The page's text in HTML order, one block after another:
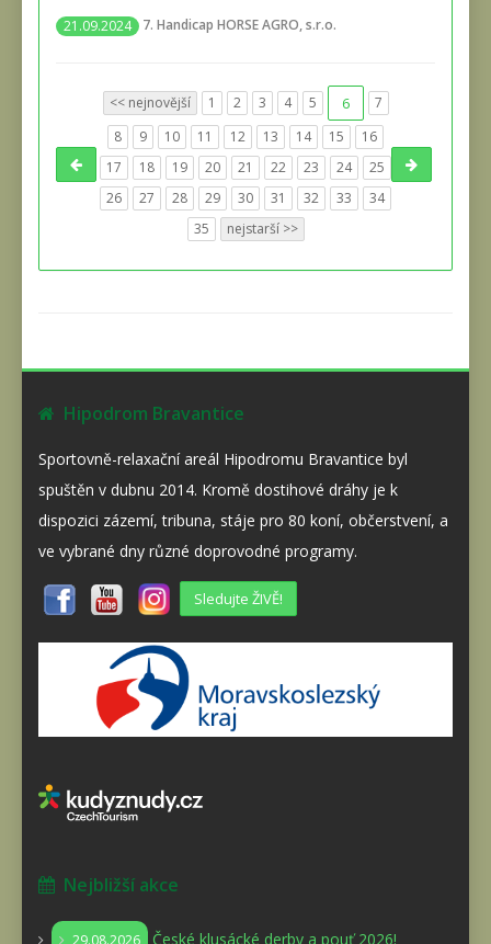
21.09.2024 7. Handicap HORSE AGRO, s.r.o.
<< nejnovější 1 2 3 4 5 6
7
8
9 10 11 12 13 14 15
16
17
18 19 20 21 22 23 24
25
26
27 28 29 30 31 32 33
34
35
nejstarší >>
Hipodrom Bravantice
Sportovně-relaxační areál Hipodromu Bravantice byl
spuštěn v dubnu 2014. Kromě dostihové dráhy je k
dispozici zázemí, tribuna, stáje pro 80 koní, občerstvení, a
ve vybrané dny různé doprovodné programy.
Sledujte ŽIVĚ!
Nejbližší akce
29.08.2026
České klusácké derby a pouť 2026!